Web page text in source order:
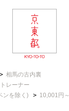
> 相馬の古内裏
トレーナー
ンを除く) > 10,001円～